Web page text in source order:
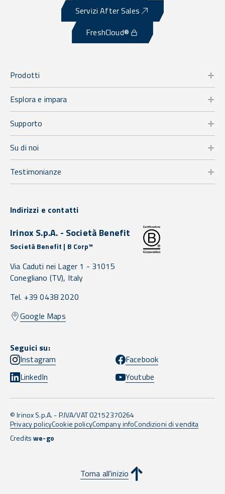
Servizi After Sales
FreshCloud®
Prodotti
Esplora e impara
Supporto
Su di noi
Testimonianze
Indirizzi e contatti
Irinox S.p.A. - Società Benefit
Società Benefit | B Corp™
Via Caduti nei Lager 1 - 31015
Conegliano (TV), Italy
Tel. +39 0438 2020
Google Maps
Seguici su:
Instagram
Facebook
LinkedIn
Youtube
© Irinox S.p.A. - P.IVA/VAT 02152370264
Privacy policyCookie policyCompany infoCondizioni di vendita
Creditswe-go
Torna all'inizio